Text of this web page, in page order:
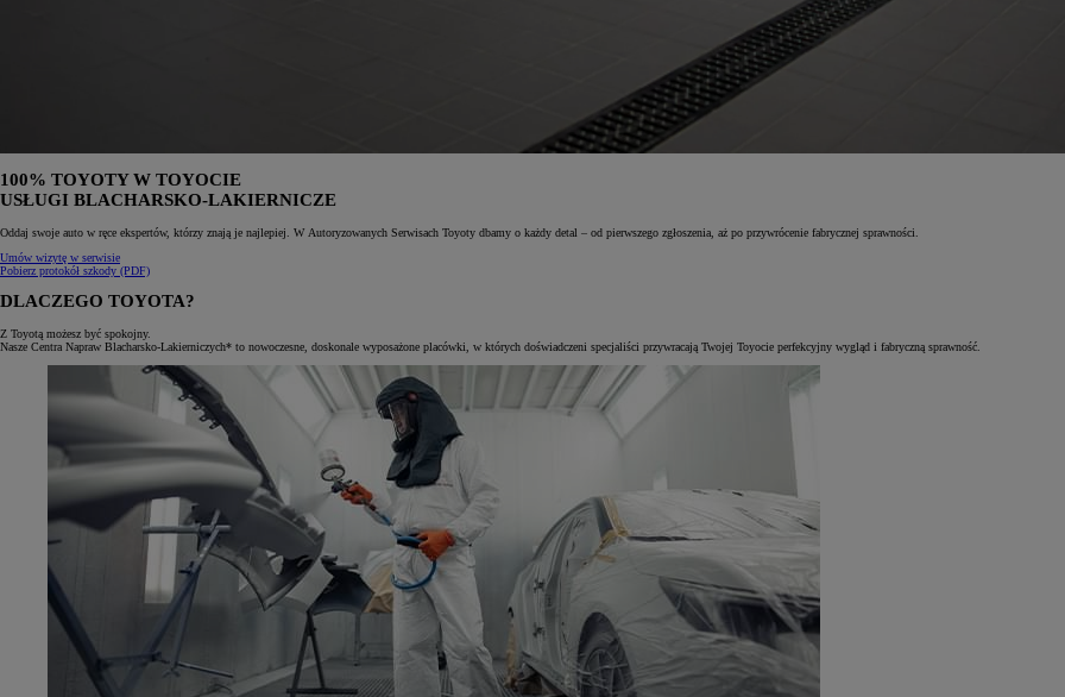
Od81 900 zł
Yaris Cross
HYBRID
100% TOYOTY W TOYOCIE
USŁUGI BLACHARSKO-LAKIERNICZE
Oddaj swoje auto w ręce ekspertów, którzy znają je najlepiej. W Autoryzowanych Serwisach Toyoty dbamy o każdy detal – od pierwszego zgłoszenia, aż po przywrócenie fabrycznej sprawności.
Umów wizytę w serwisie
Pobierz protokół szkody (PDF)
DLACZEGO TOYOTA?
Z Toyotą możesz być spokojny.
Nasze Centra Napraw Blacharsko-Lakierniczych* to nowoczesne, doskonale wyposażone placówki, w których doświadczeni specjaliści przywracają Twojej Toyocie perfekcyjny wygląd i fabryczną sprawność.